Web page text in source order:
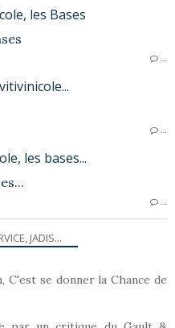
les Bases
les bases...
JADIS...
se donner la Chance de